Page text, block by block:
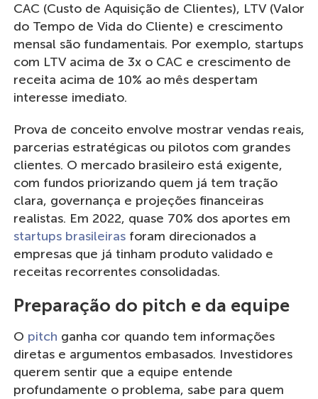
CAC (Custo de Aquisição de Clientes), LTV (Valor
do Tempo de Vida do Cliente) e crescimento
mensal são fundamentais. Por exemplo, startups
com LTV acima de 3x o CAC e crescimento de
receita acima de 10% ao mês despertam
interesse imediato.
Prova de conceito envolve mostrar vendas reais,
parcerias estratégicas ou pilotos com grandes
clientes. O mercado brasileiro está exigente,
com fundos priorizando quem já tem tração
clara, governança e projeções financeiras
realistas. Em 2022, quase 70% dos aportes em
startups brasileirasforam direcionados a
empresas que já tinham produto validado e
receitas recorrentes consolidadas.
Preparação do pitch e da equipe
O pitch ganha cor quando tem informações
diretas e argumentos embasados. Investidores
querem sentir que a equipe entende
profundamente o problema, sabe para quem